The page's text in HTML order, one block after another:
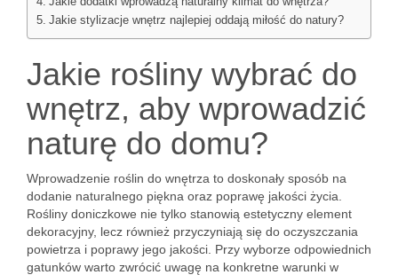
Jakie stylizacje wnętrz najlepiej oddają miłość do natury?
Jakie rośliny wybrać do
wnętrz, aby wprowadzić
naturę do domu?
Wprowadzenie roślin do wnętrza to doskonały sposób na
dodanie naturalnego piękna oraz poprawę jakości życia.
Rośliny doniczkowe nie tylko stanowią estetyczny element
dekoracyjny, lecz również przyczyniają się do oczyszczania
powietrza i poprawy jego jakości. Przy wyborze odpowiednich
gatunków warto zwrócić uwagę na konkretne warunki w